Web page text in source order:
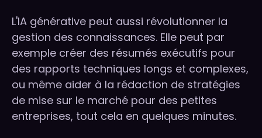
L'IA générative peut aussi révolutionner la
gestion des connaissances. Elle peut par
exemple créer des résumés exécutifs pour
des rapports techniques longs et complexes,
ou même aider à la rédaction de stratégies
de mise sur le marché pour des petites
entreprises, tout cela en quelques minutes.